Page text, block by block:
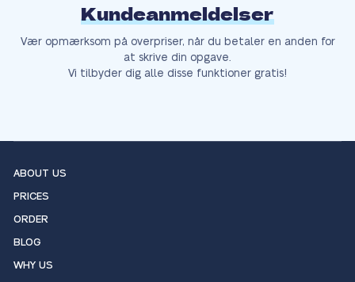
Kundeanmeldelser
Vær opmærksom på overpriser, når du betaler en anden for
at skrive din opgave.
Vi tilbyder dig alle disse funktioner gratis!
ABOUT US
PRICES
ORDER
BLOG
WHY US